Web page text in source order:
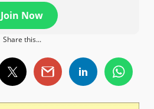
Join Now
Share this...